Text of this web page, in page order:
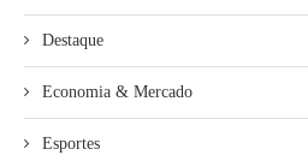
Destaque
Economia & Mercado
Esportes